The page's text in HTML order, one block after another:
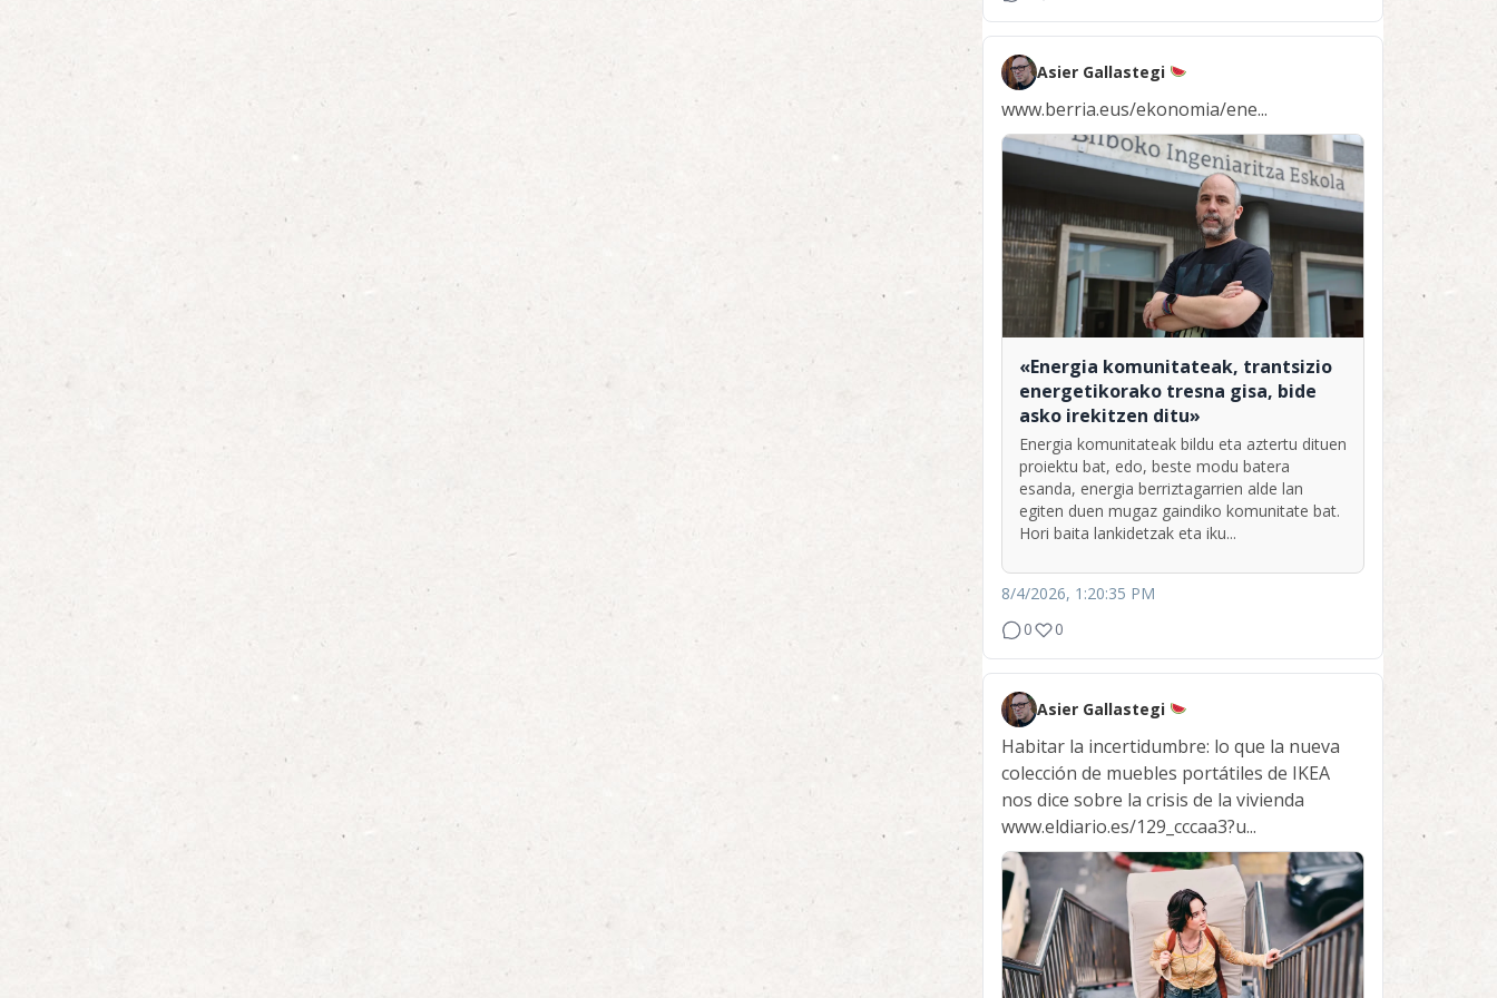
Asier Gallastegi
www.berria.eus/ekonomia/ene...
«Energia komunitateak, trantsizio
energetikorako tresna gisa, bide
asko irekitzen ditu»
Energia komunitateak bildu eta aztertu dituen
proiektu bat, edo, beste modu batera
esanda, energia berriztagarrien alde lan
egiten duen mugaz gaindiko komunitate bat.
Hori baita lankidetzak eta iku...
8/4/2026, 1:20:35 PM
0
0
Asier Gallastegi
Habitar la incertidumbre: lo que la nueva
colección de muebles portátiles de IKEA
nos dice sobre la crisis de la vivienda
www.eldiario.es/129_cccaa3?u...